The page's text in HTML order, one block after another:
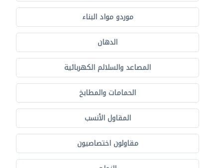
موردو مواد البناء
الدهان
المصاعد والسلالم الكهربائية
الحمامات والمطابخ
المقاول الأنسب
مقاولون اختصاصيون